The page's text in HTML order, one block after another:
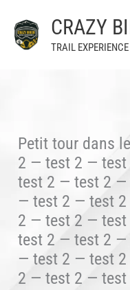
contenu
CRAZY
TRAIL EXPERIENCE
Petit tour dans
2 — test 2 —
test 2 — test 2
— test 2 — test
2 — test 2 —
test 2 — test 2
— test 2 — test
2 — test 2 —